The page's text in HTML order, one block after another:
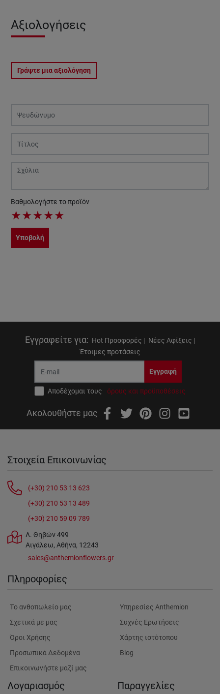
Αξιολογήσεις
Γράψτε μια αξιολόγηση
Βαθμολογήστε το προϊόν
★★★★★
Υποβολή
Εγγραφείτε για: Hot Προσφορές | Νέες Αφίξεις |
Έτοιμες προτάσεις
Εγγραφή
Αποδέχομαι τους όρους και προϋποθέσεις
Ακολουθήστε μας
Στοιχεία Επικοινωνίας
(+30) 210 53 13 623
(+30) 210 53 13 489
(+30) 210 59 09 789
Λ. Θηβών 499
Αιγάλεω, Αθήνα, 12243
sales@anthemionflowers.gr
Πληροφορίες
Tο ανθοπωλείο μας
Σχετικά με μας
Όροι Χρήσης
Προσωπικά Δεδομένα
Επικοινωνήστε μαζί μας
Υπηρεσίες Anthemion
Συχνές Ερωτήσεις
Χάρτης ιστότοπου
Blog
Λογαριασμός Παραγγελίες